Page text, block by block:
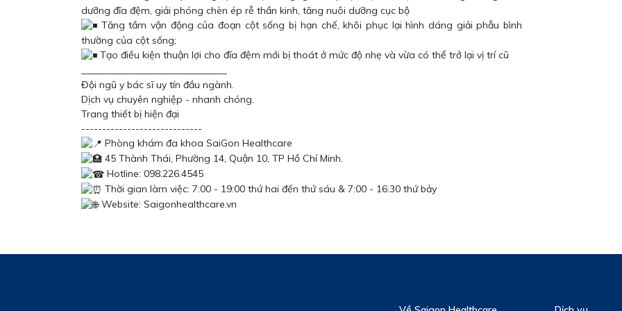
dưỡng đĩa đệm, giải phóng chèn ép rễ thần kinh, tăng nuôi dưỡng cục bộ
Tăng tầm vận động của đoạn cột sống bị hạn chế, khôi phục lại hình dáng giải phẫu bình
thường của cột sống;
Tạo điều kiện thuận lợi cho đĩa đệm mới bị thoát ở mức độ nhẹ và vừa có thể trở lại vị trí cũ
Đội ngũ y bác sĩ uy tín đầu ngành.
Dịch vụ chuyên nghiệp - nhanh chóng.
Trang thiết bị hiện đại
-----------------------------
Phòng khám đa khoa SaiGon Healthcare
45 Thành Thái, Phường 14, Quận 10, TP Hồ Chí Minh.
Hotline: 098.226.4545
Thời gian làm việc: 7:00 - 19:00 thứ hai đến thứ sáu & 7:00 - 16:30 thứ bảy
Website: Saigonhealthcare.vn